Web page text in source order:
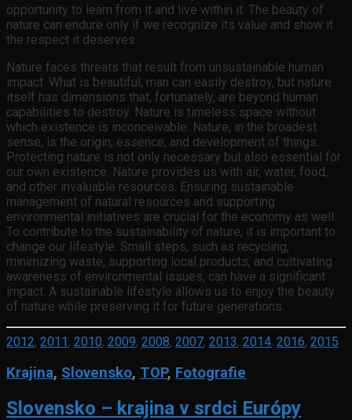
opportunity to learn from it and live within it. The beauty of
nature can endure only if we recognize its value and show it
the respect it deserves.
Nature faces threats that result from unsustainable human
impact. What is beautiful, man can easily destroy, but nature
itself has dimensions that, fortunately, are beyond human
capabilities to destroy. Nature is timeless space without
which existence is inconceivable. Nature, in the broadest
sense, is the origin, essence, and development of things.
Protecting nature is not only necessary but also essential for
our own existence. Nature provides us with air, water, food,
and other invaluable resources. Ensuring sustainable
management of natural resources and supporting
environmental initiatives are crucial for the economy as well.
To contribute to the sustainability of nature, it is important to
change our lifestyle. Small steps, such as recycling,
minimizing waste, supporting local products, and cultivating
awareness of environmental issues, can have a significant
impact. A sustainable lifestyle allows us to enjoy the beauty
of nature while preserving it for future generations.
2012, 2011, 2010, 2009, 2008, 2007, 2013, 2014, 2016, 2015
Krajina, Slovensko, TOP, Fotografie
Slovensko – krajina v srdci Európy